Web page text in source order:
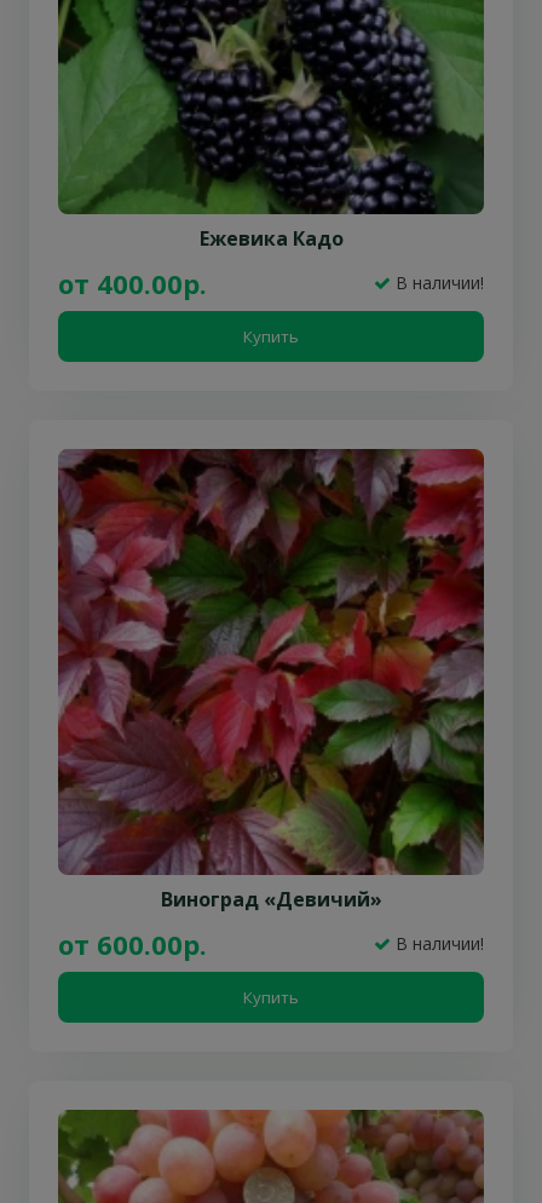
Ежевика Кадо
от 400.00р. В наличии!
Купить
Виноград «Девичий»
от 600.00р. В наличии!
Купить